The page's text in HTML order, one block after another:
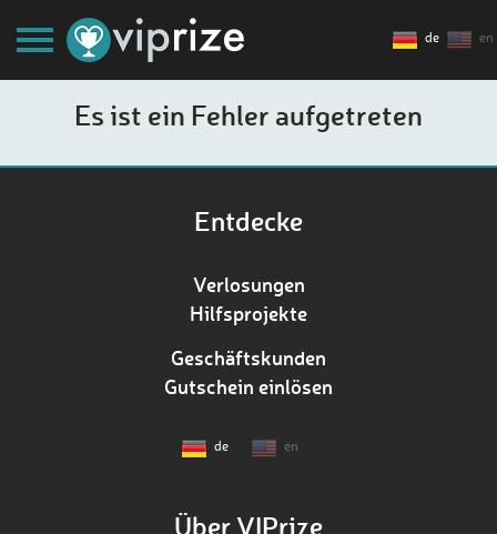
de en
Es ist ein Fehler aufgetreten
Entdecke
Verlosungen
Hilfsprojekte
Geschäftskunden
Gutschein einlösen
de en
Über VIPrize